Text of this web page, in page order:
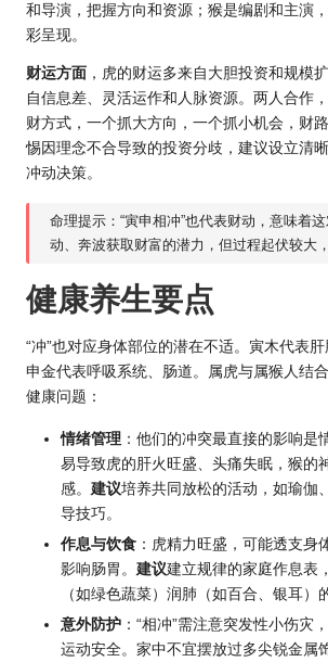
和导演，把握方向和资源；猴是编剧和主演
彩呈现。
财运方面 ，虎的财运多来自大胆投资和规模
自信息差、灵活运作和人脉资源。两人合作
财方式，一个抓大方向，一个抓小机会，财
惕因理念不合导致的投资分歧，建议设立清
冲动决策。
命理提示：“寅申相冲”也代表财动，意味着
动、奔波获取财富的潜力，但过程起伏较大
健康养生要点
“冲”也对应身体部位的潜在不适。寅木代表肝
申金代表呼吸系统、肠道。属虎与属猴人结
健康问题：
情绪管理 ：他们的冲突最直接的影响是
易导致虎的肝火旺盛、头痛失眠，猴的
感。 建议培养共同放松的活动，如瑜伽
导技巧。
作息与饮食 ：虎精力旺盛，可能透支身
影响肠胃。 建议建立规律的家庭作息表
（如绿色蔬菜）润肺（如百合、银耳）
意外防护 ：“相冲”需注意突发性小伤灾
运动安全。家中不宜摆放过多尖锐金属